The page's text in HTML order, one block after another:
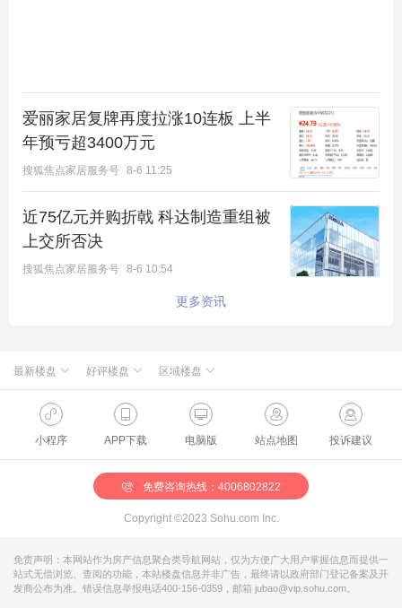
向南过了团忠路就是瀛海休闲公园、北侧的旺兴湖公
园、碧海公园、鸿博公园距离也在5公里以内。环境
京住总万科广场，开车大概6公里，12分钟车程。
创意生活广场、大族广场、爱琴海购物公园等，就是
不过根据销售所说，未来在项目周边会有一个12万平
米的商业综合体，南边还有一个在建中的中海寰宇
爱丽家居复牌再度拉涨10连板 上半
年预亏超3400万元
搜狐焦点家居服务号 8-6 11:25
近75亿元并购折戟 科达制造重组被
上交所否决
搜狐焦点家居服务号 8-6 10:54
更多资讯
最新楼盘 好评楼盘 区域楼盘
绿城·朗月和风 新航城世界映
怀柔国贤府
缦合北京
懋源·騴橒臺
北京城建·文华知筑
北京城建·和知筑|铂瑞
北京建工·嘉棠雅序
国樾天颂
北京楼盘
石景山楼盘
昌平楼盘
大兴楼盘
房山楼盘
朝阳楼盘
通州楼盘
桃源新都孔雀城 华银天鹅湖
温泉新都孔雀城
中海北京世家
燕都古城·和园
中冶兴隆新城·红石郡
路劲阳光城
富力和园
小程序 APP下载 电脑版 站点地图 投诉建议
免费咨询热线：4006802822
Copyright ©2023 Sohu.com Inc.
免责声明：本网站作为房产信息聚合类导航网站，仅为方便广大用户掌握信息而提供一
站式无偿浏览、查阅的功能，本站楼盘信息并非广告，最终请以政府部门登记备案及开
发商公布为准。错误信息举报电话400-156-0359，邮箱 jubao@vip.sohu.com。